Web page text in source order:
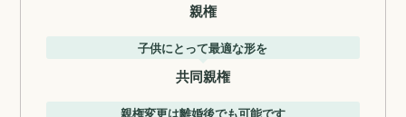
親権
子供にとって最適な形を
共同親権
親権変更は離婚後でも可能です